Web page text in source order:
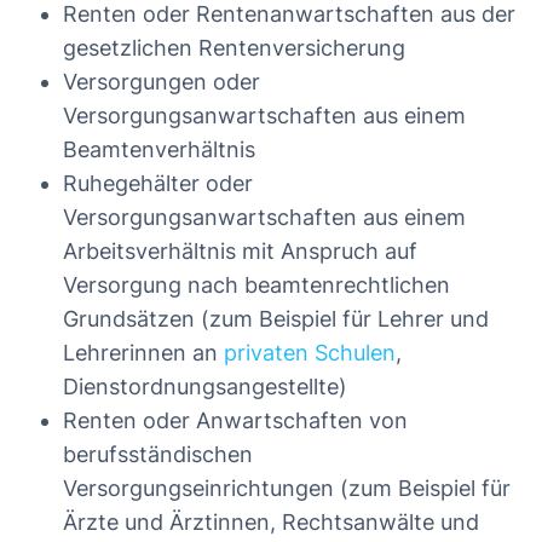
Renten oder Rentenanwartschaften aus der
gesetzlichen Rentenversicherung
Versorgungen oder
Versorgungsanwartschaften aus einem
Beamtenverhältnis
Ruhegehälter oder
Versorgungsanwartschaften aus einem
Arbeitsverhältnis mit Anspruch auf
Versorgung nach beamtenrechtlichen
Grundsätzen (zum Beispiel für Lehrer und
Lehrerinnen an privaten Schulen,
Dienstordnungsangestellte)
Renten oder Anwartschaften von
berufsständischen
Versorgungseinrichtungen (zum Beispiel für
Ärzte und Ärztinnen, Rechtsanwälte und